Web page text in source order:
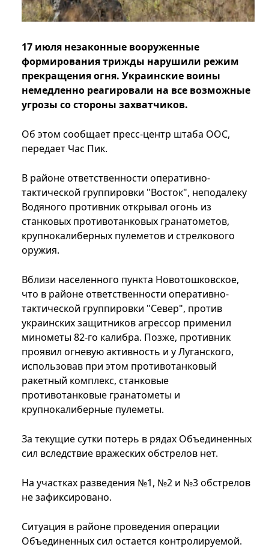
17 июля незаконные вооруженные
формирования трижды нарушили режим
прекращения огня. Украинские воины
немедленно реагировали на все возможные
угрозы со стороны захватчиков.
Об этом сообщает пресс-центр штаба ООС,
передает Час Пик.
В районе ответственности оперативно-
тактической группировки "Восток", неподалеку
Водяного противник открывал огонь из
станковых противотанковых гранатометов,
крупнокалиберных пулеметов и стрелкового
оружия.
Вблизи населенного пункта Новотошковское,
что в районе ответственности оперативно-
тактической группировки "Север", против
украинских защитников агрессор применил
минометы 82-го калибра. Позже, противник
проявил огневую активность и у Луганского,
использовав при этом противотанковый
ракетный комплекс, станковые
противотанковые гранатометы и
крупнокалиберные пулеметы.
За текущие сутки потерь в рядах Объединенных
сил вследствие вражеских обстрелов нет.
На участках разведения №1, №2 и №3 обстрелов
не зафиксировано.
Ситуация в районе проведения операции
Объединенных сил остается контролируемой.